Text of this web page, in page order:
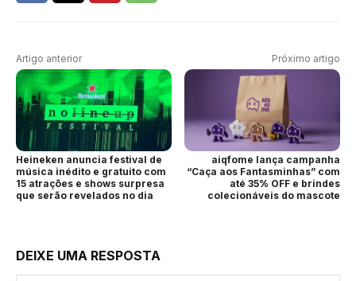
Artigo anterior
Heineken anuncia festival de
música inédito e gratuito com
15 atrações e shows surpresa
que serão revelados no dia
Próximo artigo
aiqfome lança campanha
“Caça aos Fantasminhas” com
até 35% OFF e brindes
colecionáveis do mascote
DEIXE UMA RESPOSTA